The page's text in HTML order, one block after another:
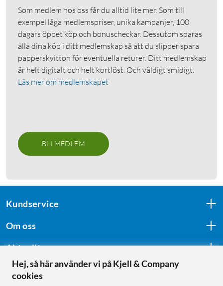
Som medlem hos oss får du alltid lite mer. Som till
exempel låga medlemspriser, unika kampanjer, 100
dagars öppet köp och bonuscheckar. Dessutom sparas
alla dina köp i ditt medlemskap så att du slipper spara
papperskvitton för eventuella returer. Ditt medlemskap
är helt digitalt och helt kortlöst. Och väldigt smidigt.
Läs mer om medlemskapet
BLI MEDLEM
Kundservice
Om oss
Aktuellt
Följ oss
Hej, så här använder vi på Kjell & Company
cookies